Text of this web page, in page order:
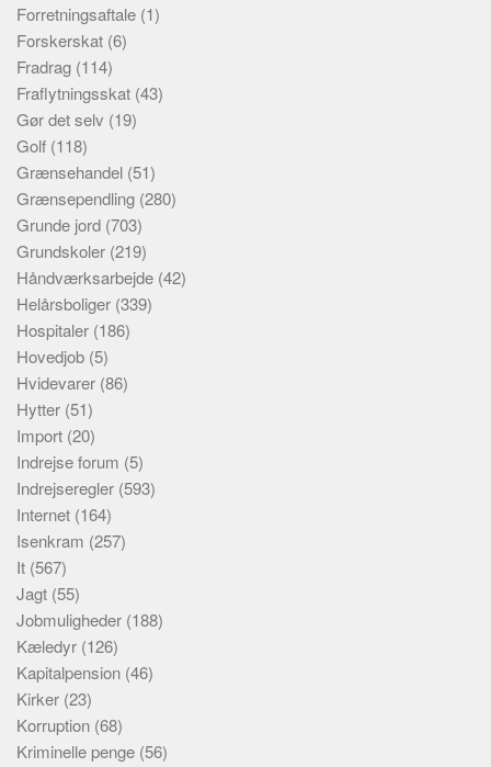
Forretningsaftale (1)
Forskerskat (6)
Fradrag (114)
Fraflytningsskat (43)
Gør det selv (19)
Golf (118)
Grænsehandel (51)
Grænsependling (280)
Grunde jord (703)
Grundskoler (219)
Håndværksarbejde (42)
Helårsboliger (339)
Hospitaler (186)
Hovedjob (5)
Hvidevarer (86)
Hytter (51)
Import (20)
Indrejse forum (5)
Indrejseregler (593)
Internet (164)
Isenkram (257)
It (567)
Jagt (55)
Jobmuligheder (188)
Kæledyr (126)
Kapitalpension (46)
Kirker (23)
Korruption (68)
Kriminelle penge (56)